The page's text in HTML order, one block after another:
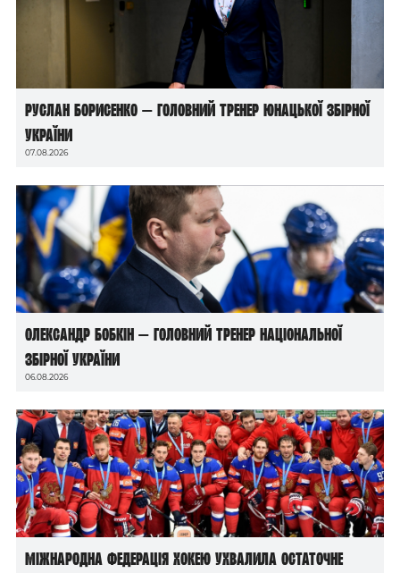
Руслан Борисенко — головний тренер юнацької збірної
України
07.08.2026
Олександр Бобкін — головний тренер національної
збірної України
06.08.2026
Міжнародна федерація хокею ухвалила остаточне